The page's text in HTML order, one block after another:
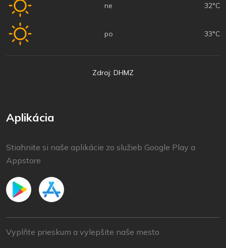
ne 32°C
po 33°C
Zdroj: DHMZ
Aplikácia
Stiahnite si naše aplikácie zo služieb Google Play a
Appstore
Vyplňte prieskum a vylepšite naše mesto